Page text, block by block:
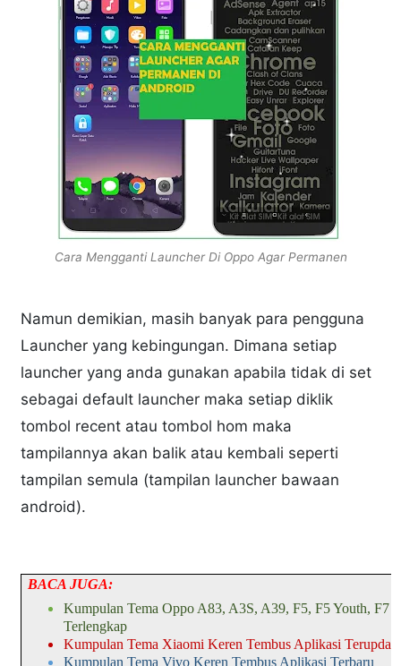
Cara Mengganti Launcher Di Oppo Agar Permanen
Namun demikian, masih banyak para pengguna
Launcher yang kebingungan. Dimana setiap
launcher yang anda gunakan apabila tidak di set
sebagai default launcher maka setiap diklik
tombol recent atau tombol hom maka
tampilannya akan balik atau kembali seperti
tampilan semula (tampilan launcher bawaan
android).
BACA JUGA:
Kumpulan Tema Oppo A83, A3S, A39, F5, F5 Youth, F7
Terlengkap
Kumpulan Tema Xiaomi Keren Tembus Aplikasi Terupdate
Kumpulan Tema Vivo Keren Tembus Aplikasi Terbaru